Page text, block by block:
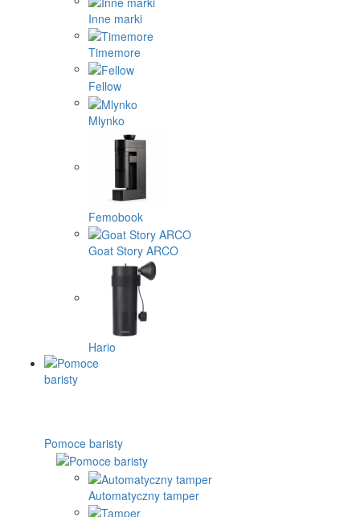
Inne marki
Timemore
Fellow
Mlynko
Femobook
Goat Story ARCO
Hario
Pomoce baristy
Automatyczny tamper